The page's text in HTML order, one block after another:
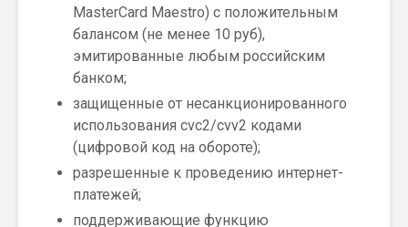
MasterCard Maestro) с положительным
балансом (не менее 10 руб),
эмитированные любым российским
банком;
защищенные от несанкционированного
использования cvc2/cvv2 кодами
(цифровой код на обороте);
разрешенные к проведению интернет-
платежей;
поддерживающие функцию